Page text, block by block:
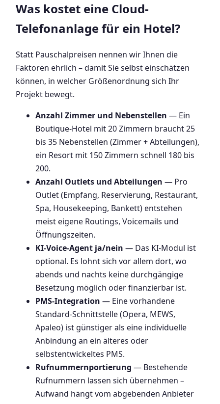
Was kostet eine Cloud-
Telefonanlage für ein Hotel?
Statt Pauschalpreisen nennen wir Ihnen die
Faktoren ehrlich – damit Sie selbst einschätzen
können, in welcher Größenordnung sich Ihr
Projekt bewegt.
Anzahl Zimmer und Nebenstellen — Ein
Boutique-Hotel mit 20 Zimmern braucht 25
bis 35 Nebenstellen (Zimmer + Abteilungen),
ein Resort mit 150 Zimmern schnell 180 bis
200.
Anzahl Outlets und Abteilungen — Pro
Outlet (Empfang, Reservierung, Restaurant,
Spa, Housekeeping, Bankett) entstehen
meist eigene Routings, Voicemails und
Öffnungszeiten.
KI-Voice-Agent ja/nein — Das KI-Modul ist
optional. Es lohnt sich vor allem dort, wo
abends und nachts keine durchgängige
Besetzung möglich oder finanzierbar ist.
PMS-Integration — Eine vorhandene
Standard-Schnittstelle (Opera, MEWS,
Apaleo) ist günstiger als eine individuelle
Anbindung an ein älteres oder
selbstentwickeltes PMS.
Rufnummernportierung — Bestehende
Rufnummern lassen sich übernehmen –
Aufwand hängt vom abgebenden Anbieter